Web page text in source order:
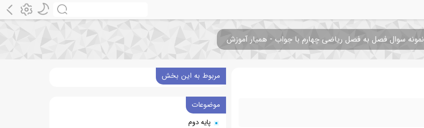
نمونه سوال فصل به فصل ریاضی چهارم با جواب - همیار آموزش
مربوط به این بخش
موضوعات
پایه دوم